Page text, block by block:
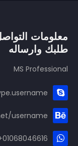
معلومات
طلبك وارساله
MS Professional
username